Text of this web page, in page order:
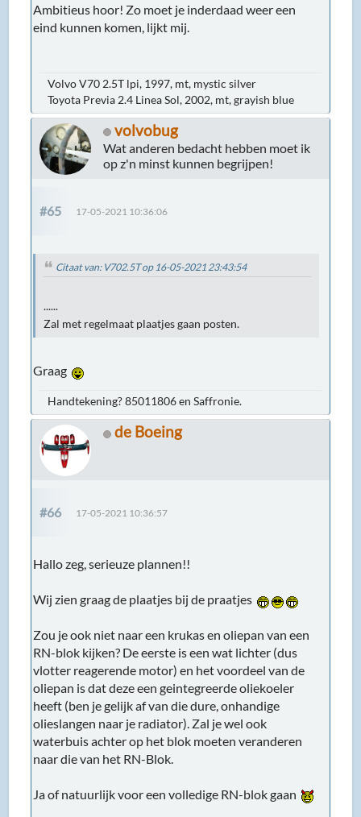
Ambitieus hoor! Zo moet je inderdaad weer een
eind kunnen komen, lijkt mij.
Volvo V70 2.5T lpi, 1997, mt, mystic silver
Toyota Previa 2.4 Linea Sol, 2002, mt, grayish blue
volvobug
Wat anderen bedacht hebben moet ik
op z'n minst kunnen begrijpen!
#65 17-05-2021 10:36:06
Citaat van: V702.5T op 16-05-2021 23:43:54
......
Zal met regelmaat plaatjes gaan posten.
Graag
Handtekening? 85011806 en Saffronie.
de Boeing
#66 17-05-2021 10:36:57
Hallo zeg, serieuze plannen!!
Wij zien graag de plaatjes bij de praatjes
Zou je ook niet naar een krukas en oliepan van een
RN-blok kijken? De eerste is een wat lichter (dus
vlotter reagerende motor) en het voordeel van de
oliepan is dat deze een geintegreerde oliekoeler
heeft (ben je gelijk af van die dure, onhandige
olieslangen naar je radiator). Zal je wel ook
waterbuis achter op het blok moeten veranderen
naar die van het RN-Blok.
Ja of natuurlijk voor een volledige RN-blok gaan